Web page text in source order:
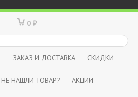
0 ₽
ЗАКАЗ И ДОСТАВКА СКИДКИ
НЕ НАШЛИ ТОВАР? АКЦИИ